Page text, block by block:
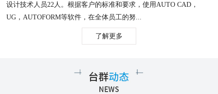
设计技术人员22人。根据客户的标准和要求，使用AUTO CAD，
UG，AUTOFORM等软件，在全体员工的努...
了解更多